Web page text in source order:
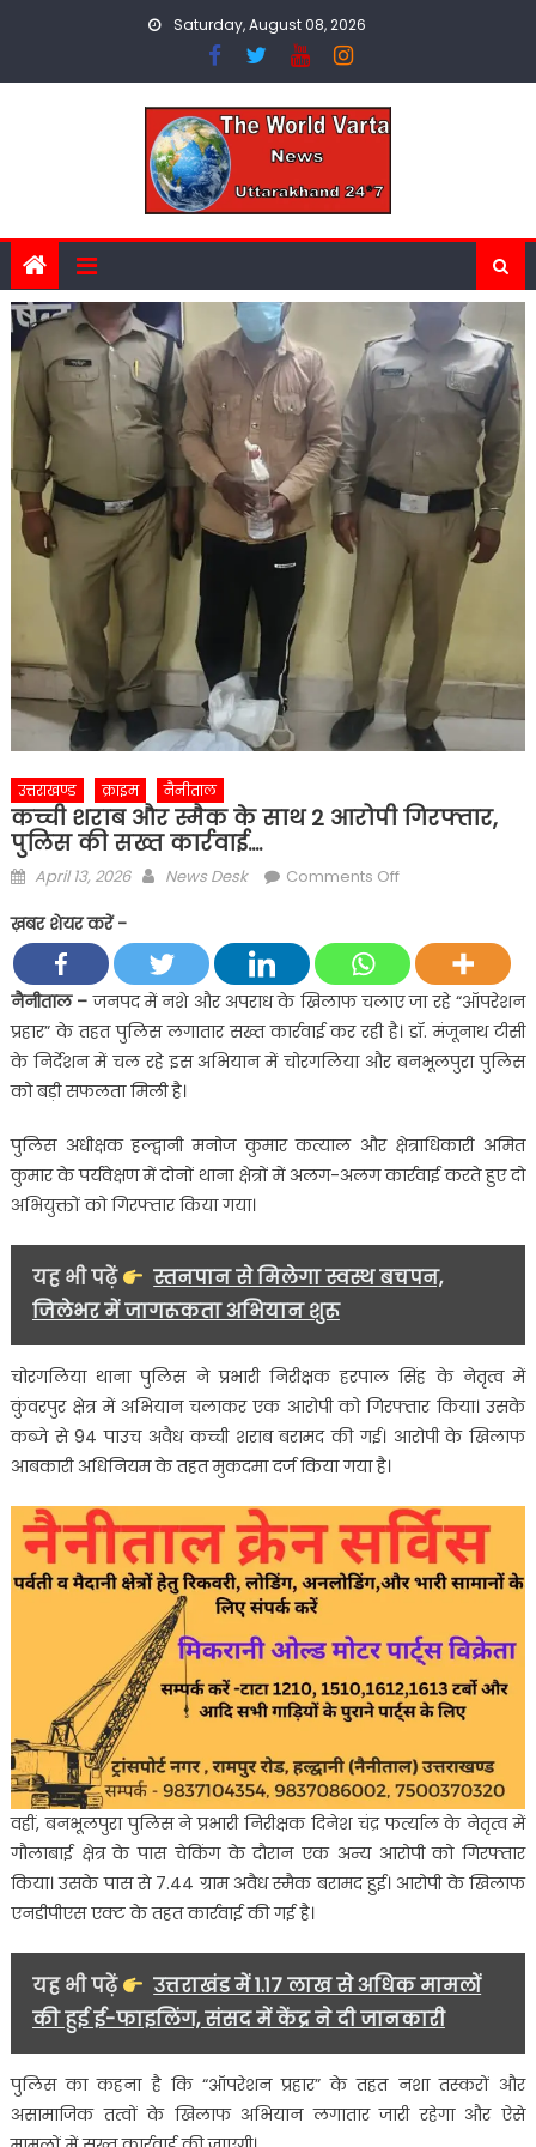
Saturday, August 08, 2026
उत्तराखण्ड क्राइम नैनीताल
कच्ची शराब और स्मैक के साथ 2 आरोपी गिरफ्तार,
पुलिस की सख्त कार्रवाई….
Posted
April 13, 2026 Author
News Desk Comments Offon
और
स्मैक
के
साथ
2
पुलिस
की
ख़बर शेयर करें -
नैनीताल – जनपद में नशे और अपराध के खिलाफ चलाए जा रहे “ऑपरेशन
प्रहार” के तहत पुलिस लगातार सख्त कार्रवाई कर रही है। डॉ. मंजूनाथ टीसी
के निर्देशन में चल रहे इस अभियान में चोरगलिया और बनभूलपुरा पुलिस
को बड़ी सफलता मिली है।
पुलिस अधीक्षक हल्द्वानी मनोज कुमार कत्याल और क्षेत्राधिकारी अमित
कुमार के पर्यवेक्षण में दोनों थाना क्षेत्रों में अलग-अलग कार्रवाई करते हुए दो
अभियुक्तों को गिरफ्तार किया गया।
यह भी पढ़ें
स्तनपान से मिलेगा स्वस्थ बचपन,
जिलेभर में जागरूकता अभियान शुरू
चोरगलिया थाना पुलिस ने प्रभारी निरीक्षक हरपाल सिंह के नेतृत्व में
कुंवरपुर क्षेत्र में अभियान चलाकर एक आरोपी को गिरफ्तार किया। उसके
कब्जे से 94 पाउच अवैध कच्ची शराब बरामद की गई। आरोपी के खिलाफ
आबकारी अधिनियम के तहत मुकदमा दर्ज किया गया है।
वहीं, बनभूलपुरा पुलिस ने प्रभारी निरीक्षक दिनेश चंद्र फर्त्याल के नेतृत्व में
गौलाबाई क्षेत्र के पास चेकिंग के दौरान एक अन्य आरोपी को गिरफ्तार
किया। उसके पास से 7.44 ग्राम अवैध स्मैक बरामद हुई। आरोपी के खिलाफ
एनडीपीएस एक्ट के तहत कार्रवाई की गई है।
यह भी पढ़ें
उत्तराखंड में 1.17 लाख से अधिक मामलों
की हुई ई-फाइलिंग, संसद में केंद्र ने दी जानकारी
पुलिस का कहना है कि “ऑपरेशन प्रहार” के तहत नशा तस्करों और
असामाजिक तत्वों के खिलाफ अभियान लगातार जारी रहेगा और ऐसे